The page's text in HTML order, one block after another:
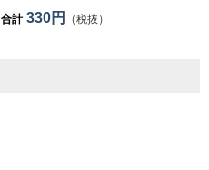
合計330円 （税抜）